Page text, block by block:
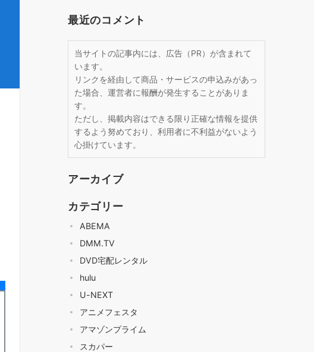
最近のコメント
当サイトの記事内には、広告（PR）が含まれて
います。
リンクを経由して商品・サービスの申込みがあっ
た場合、運営者に報酬が発生することがありま
す。
ただし、掲載内容はできる限り正確な情報を提供
するよう努めており、利用者に不利益がないよう
心掛けています。
アーカイブ
カテゴリー
ABEMA
DMM.TV
DVD宅配レンタル
hulu
U-NEXT
アニメフェスタ
アマゾンプライム
スカパー